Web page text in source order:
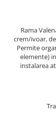
sali sportive
Corpuri de
Corpuri de
Iluminat de
Prelungitoare
Rama
crem/ivoar,
Permite
elemente)
instalarea